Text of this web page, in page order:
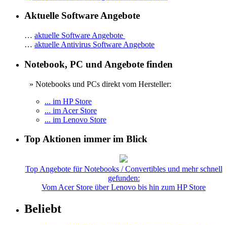
Aktuelle Software Angebote
… aktuelle Software Angebote
… aktuelle Antivirus Software Angebote
Notebook, PC und Angebote finden
» Notebooks und PCs direkt vom Hersteller:
... im HP Store
... im Acer Store
... im Lenovo Store
Top Aktionen immer im Blick
Top Angebote für Notebooks / Convertibles und mehr schnell
gefunden:
Vom Acer Store über Lenovo bis hin zum HP Store
Beliebt